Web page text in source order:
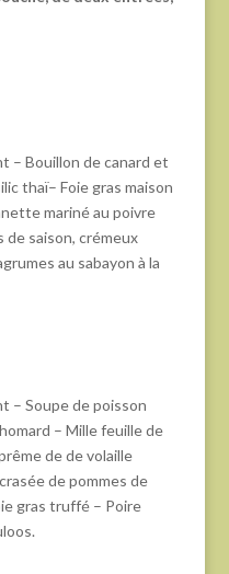
– Bouillon de canard et
thaï– Foie gras maison
mariné au poivre
de saison, crémeux
au sabayon à la
– Soupe de poisson
– Mille feuille de
de de volaille
de pommes de
gras truffé – Poire